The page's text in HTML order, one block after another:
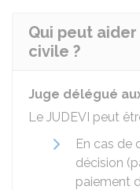
Qui peut
civile ?
Juge délégué
Le JUDEVI peut
En cas de
décision
paiement